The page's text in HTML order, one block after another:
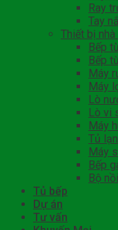
Ray
Tay
Thiết bị nhà
Bếp
Bếp
Máy
Máy
Lò
Lò vi
Máy
Tủ
Máy
Bếp
Bộ nồi
Tủ bếp
Dự án
Tư vấn